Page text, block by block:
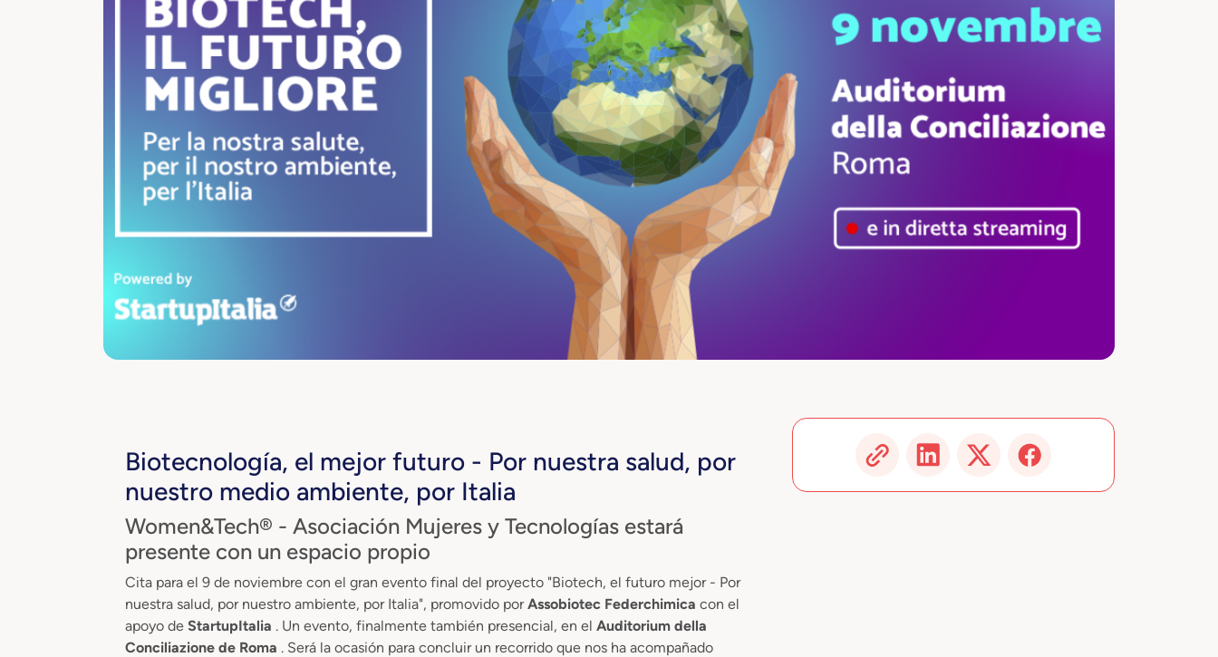
Biotecnología, el mejor futuro - Por nuestra salud, por
nuestro medio ambiente, por Italia
Women&Tech® - Asociación Mujeres y Tecnologías estará
presente con un espacio propio
Cita para el 9 de noviembre con el gran evento final del proyecto "Biotech, el futuro mejor - Por
nuestra salud, por nuestro ambiente, por Italia", promovido porAssobiotec Federchimica con el
apoyo de StartupItalia . Un evento, finalmente también presencial, en el Auditorium della
Conciliazione de Roma . Será la ocasión para concluir un recorrido que nos ha acompañado